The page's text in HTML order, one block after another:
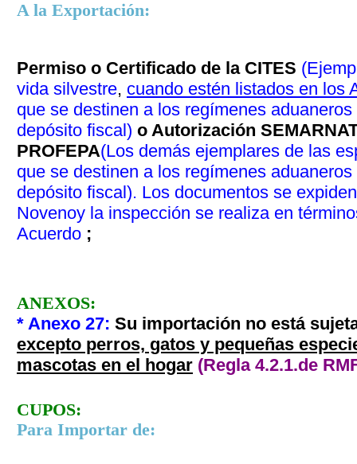
A la Exportación:
Permiso o Certificado de la CITES
vida silvestre, cuando estén listados en los
que se destinen a los regímenes
depósito fiscal) o Autorización
PROFEPA(Los demás ejemplares de las
que se destinen a los regímenes
depósito fiscal). Los documentos se
Novenoy la inspección se realiza en
Acuerdo ;
ANEXOS:
* Anexo 27: Su importación no está
excepto perros, gatos y pequeñas
mascotas en el hogar (Regla 4.2.1.de
CUPOS:
Para Importar de: